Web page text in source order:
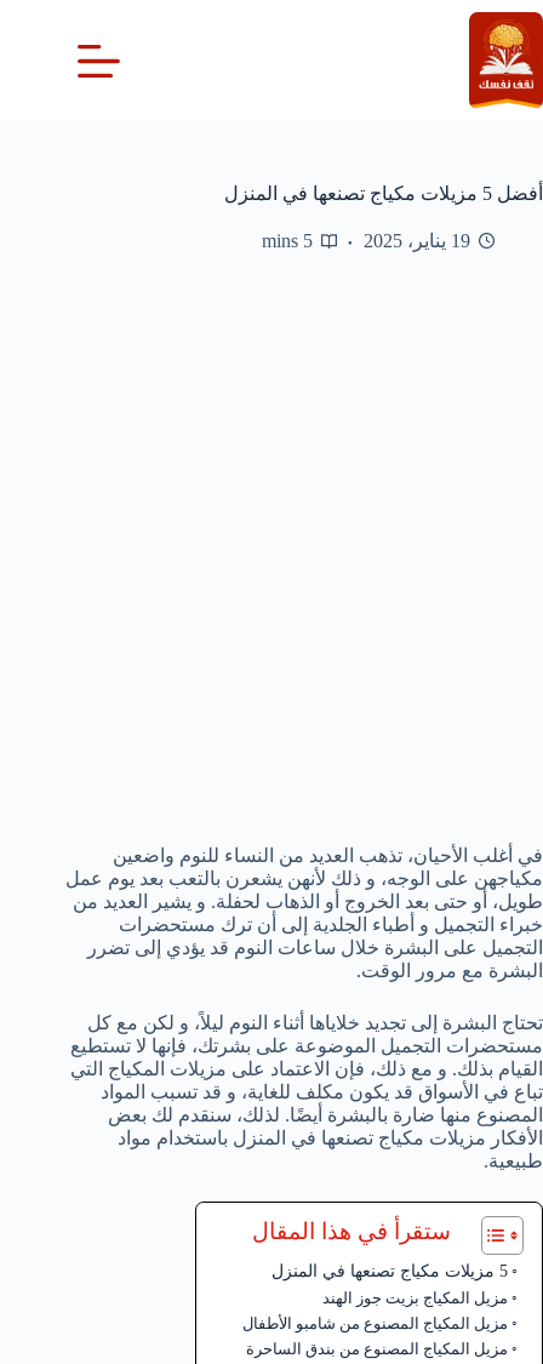
التجاوز
إلى
المحتوى
أفضل 5 مزيلات مكياج تصنعها في المنزل
19 يناير، 2025 5 mins
في أغلب الأحيان، تذهب العديد من النساء للنوم واضعين
مكياجهن على الوجه، و ذلك لأنهن يشعرن بالتعب بعد يوم عمل
طويل، أو حتى بعد الخروج أو الذهاب لحفلة. و يشير العديد من
خبراء التجميل و أطباء الجلدية إلى أن ترك مستحضرات
التجميل على البشرة خلال ساعات النوم قد يؤدي إلى تضرر
البشرة مع مرور الوقت.
تحتاج البشرة إلى تجديد خلاياها أثناء النوم ليلاً، و لكن مع كل
مستحضرات التجميل الموضوعة على بشرتك، فإنها لا تستطيع
القيام بذلك. و مع ذلك، فإن الاعتماد على مزيلات المكياج التي
تباع في الأسواق قد يكون مكلف للغاية، و قد تسبب المواد
المصنوع منها ضارة بالبشرة أيضًا. لذلك، سنقدم لك بعض
الأفكار مزيلات مكياج تصنعها في المنزل باستخدام مواد
طبيعية.
ستقرأ في هذا المقال
5 مزيلات مكياج تصنعها في المنزل
مزيل المكياج بزيت جوز الهند
مزيل المكياج المصنوع من شامبو الأطفال
مزيل المكياج المصنوع من بندق الساحرة